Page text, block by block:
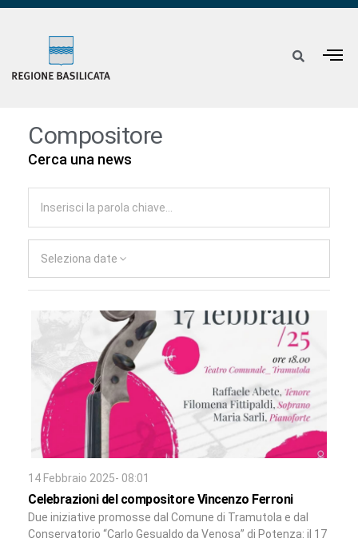
Compositore
Cerca una news
Seleziona date
14 Febbraio 2025- 08:01
Celebrazioni del compositore Vincenzo Ferroni
Due iniziative promosse dal Comune di Tramutola e dal
Conservatorio “Carlo Gesualdo da Venosa” di Potenza: il 17